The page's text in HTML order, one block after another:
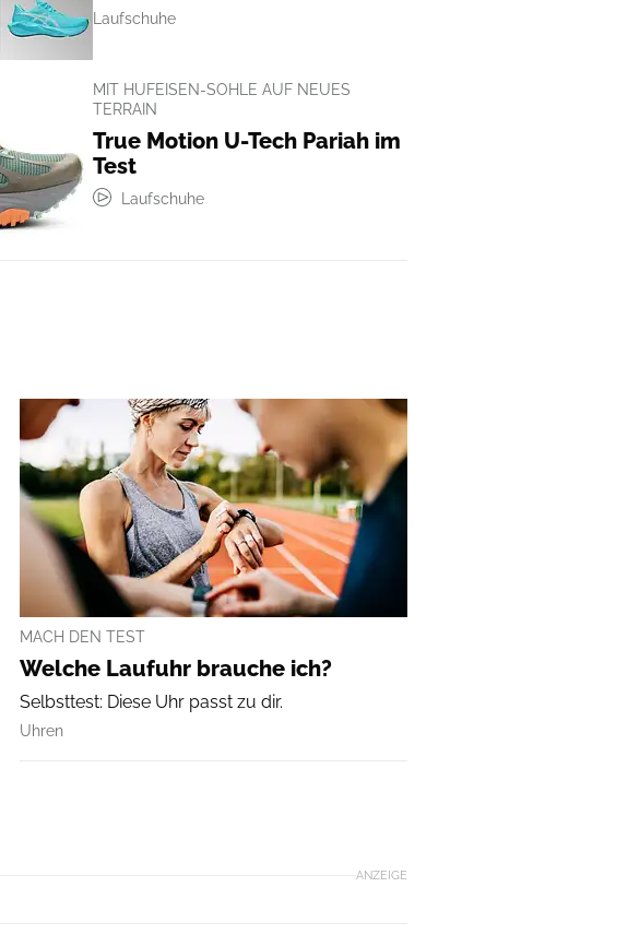
Laufschuhe
MIT HUFEISEN-SOHLE AUF NEUES
TERRAIN
True Motion U-Tech Pariah im
Test
Laufschuhe
MACH DEN TEST
Welche Laufuhr brauche ich?
Selbsttest: Diese Uhr passt zu dir.
Uhren
ANZEIGE